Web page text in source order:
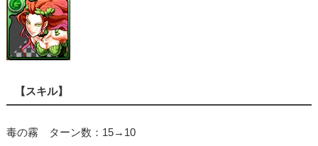
【スキル】
毒の霧 ターン数：15→10